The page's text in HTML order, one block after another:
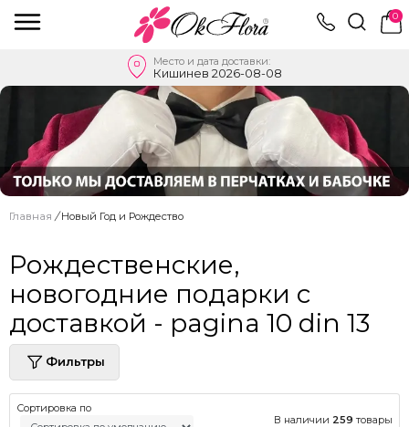
0
Место и дата доставки:
Кишинев 2026-08-08
Главная / Новый Год и Рождество
Рождественские,
новогодние подарки с
доставкой - pagina 10 din 13
Фильтры
Сортировка по
В наличии 259 товары